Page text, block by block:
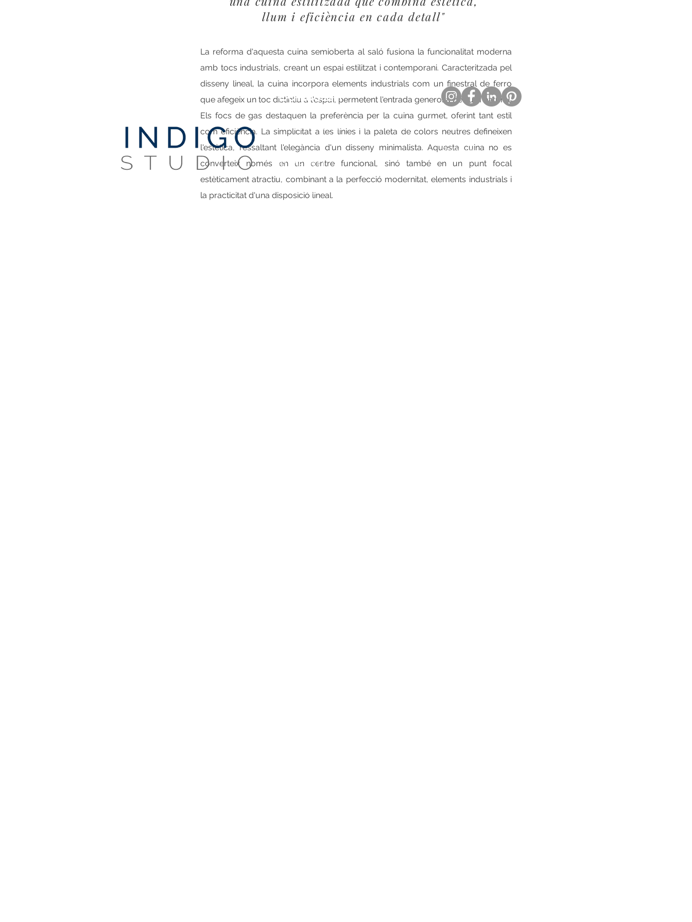
llum i eficiència en cada detall"
La reforma d'aquesta cuina semioberta al saló fusiona la funcionalitat moderna
amb tocs industrials, creant un espai estilitzat i contemporani. Caracteritzada pel
disseny lineal, la cuina incorpora elements industrials com un finestral de ferro
que afegeix un toc distintiu a l'espai, permetent l'entrada generosa de llum natural.
Els focs de gas destaquen la preferència per la cuina gurmet, oferint tant estil
com eficiència. La simplicitat a les línies i la paleta de colors neutres defineixen
l'estètica, ressaltant l'elegància d'un disseny minimalista. Aquesta cuina no es
converteix només en un centre funcional, sinó també en un punt focal
estèticament atractiu, combinant a la perfecció modernitat, elements industrials i
la practicitat d'una disposició lineal.
Contacta'n
​Comencem a donar vida a les teves
613 05 10 11
lara@indigostudio.barcelona
Català
Espanyol